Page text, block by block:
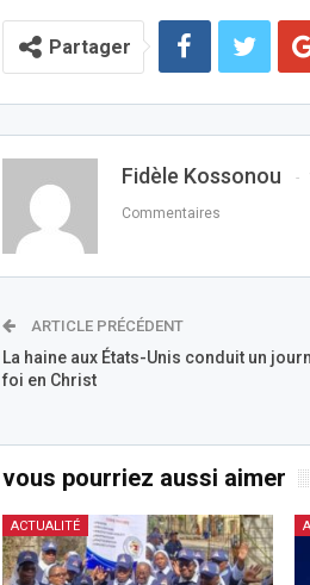
Partager
Fidèle Kossonou
Commentaires
ARTICLE PRÉCÉDENT
La haine aux États-Unis conduit un
foi en Christ
vous pourriez aussi aimer
ACTUALITÉ